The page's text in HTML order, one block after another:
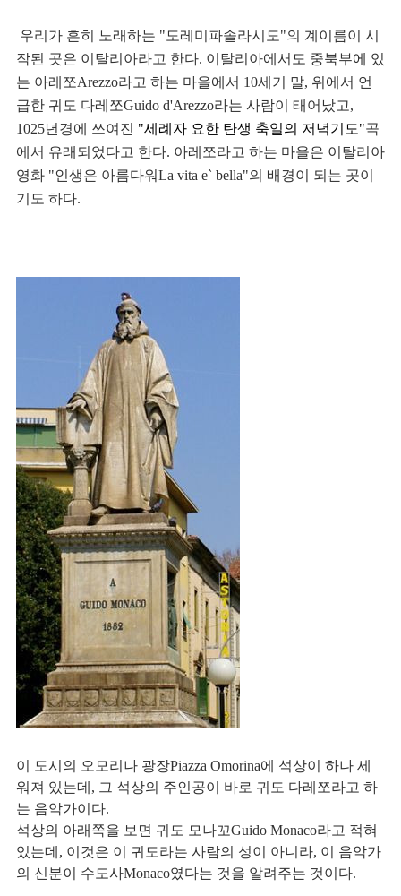
우리가 흔히 노래하는 "도레미파솔라시도"의 계이름이 시
작된 곳은 이탈리아라고 한다. 이탈리아에서도 중북부에 있
는 아레쪼Arezzo라고 하는 마을에서 10세기 말, 위에서 언
급한 귀도 다레쪼Guido d'Arezzo라는 사람이 태어났고,
1025년경에 쓰여진 "세례자 요한 탄생 축일의 저녁기도"곡
에서 유래되었다고 한다. 아레쪼라고 하는 마을은 이탈리아
영화 "인생은 아름다워La vita e` bella"의 배경이 되는 곳이
기도 하다.
이 도시의 오모리나 광장Piazza Omorina에 석상이 하나 세
워져 있는데, 그 석상의 주인공이 바로 귀도 다레쪼라고 하
는 음악가이다.
석상의 아래쪽을 보면 귀도 모나꼬Guido Monaco라고 적혀
있는데, 이것은 이 귀도라는 사람의 성이 아니라, 이 음악가
의 신분이 수도사Monaco였다는 것을 알려주는 것이다.